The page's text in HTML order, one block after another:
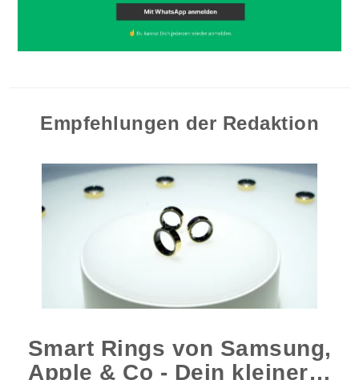
Empfehlungen der Redaktion
Smart Rings von Samsung,
Apple & Co - Dein kleiner…